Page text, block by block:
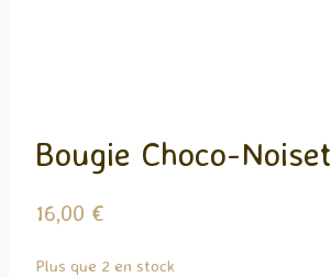
Bougie Choco-
16,00 €
Plus que 2 en stock